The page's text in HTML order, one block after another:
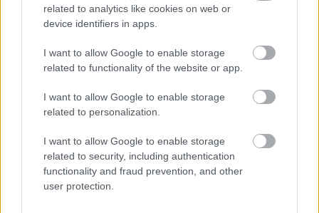
related to analytics like cookies on web or
device identifiers in apps.
I want to allow Google to enable storage
related to functionality of the website or app.
I want to allow Google to enable storage
related to personalization.
I want to allow Google to enable storage
related to security, including authentication
functionality and fraud prevention, and other
user protection.
- CenturyLink (Lumen Technologies)
- Chanel
- Chipotle Mexican Grill*
- Diageo
- DirecTV
- Discover Financial Services
- Fidelity